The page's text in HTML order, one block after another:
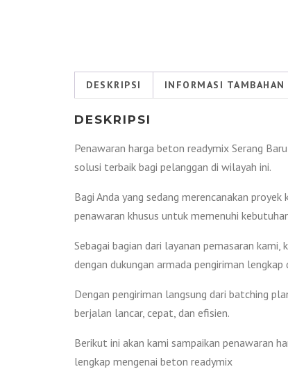
DESKRIPSI INFORMASI TAMBAHAN
DESKRIPSI
Penawaran harga beton readymix Serang
solusi terbaik bagi pelanggan di wilayah ini.
Bagi Anda yang sedang merencanakan
penawaran khusus untuk memenuhi
Sebagai bagian dari layanan pemasaran
dengan dukungan armada pengiriman lengkap
Dengan pengiriman langsung dari batching
berjalan lancar, cepat, dan efisien.
Berikut ini akan kami sampaikan penawaran
lengkap mengenai beton readymix